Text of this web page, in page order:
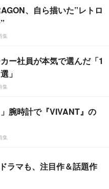
、自ら描いた”レトロ
集
ー社員が本気で選んだ「1
」
集
」腕時計で『VIVANT』の
集
ラマも、注目作＆話題作